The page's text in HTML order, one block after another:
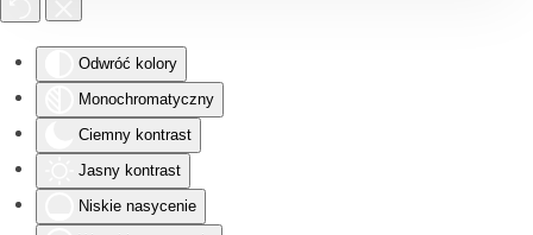
Odwróć kolory
Monochromatyczny
Ciemny kontrast
Jasny kontrast
Niskie nasycenie